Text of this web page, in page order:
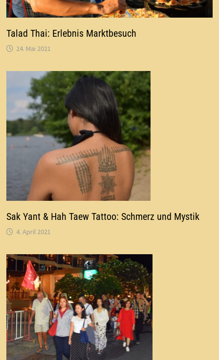
Talad Thai: Erlebnis Marktbesuch
24. Mai 2021
Sak Yant & Hah Taew Tattoo: Schmerz und Mystik
4. April 2021